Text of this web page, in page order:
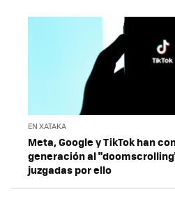
EN XATAKA
Meta, Google y TikTok han
generación al
juzgadas por ello